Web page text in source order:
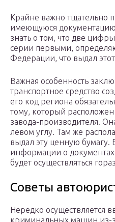
Крайне важно тщательно
имеющуюся
знать о том, что две
серии первыми,
Федерации, что выдал
Важная особенность
транспортное средство
его код региона
тому, который
завода-производителя.
левом углу. Там же
выдал эту ценную бумагу.
информации о
будет осуществляться
Советы
Нередко осуществляется
криминальных машин из-